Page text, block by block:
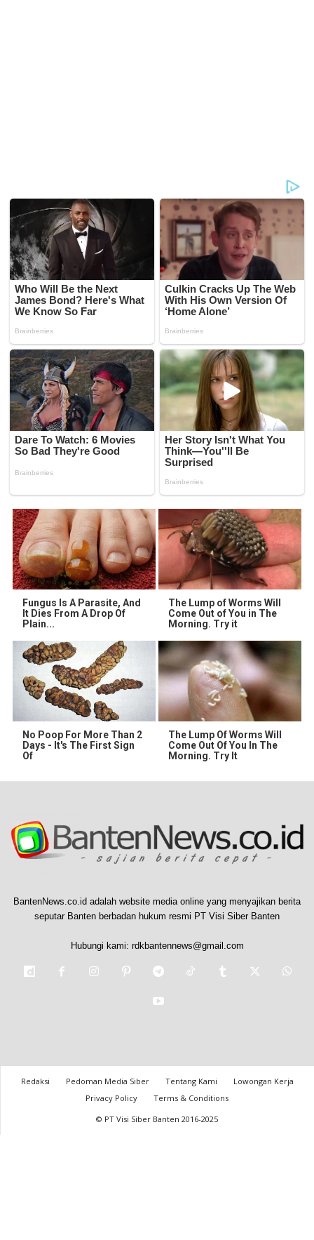
Fungus Is A Parasite, And
It Dies From A Drop Of
Plain...
The Lump of Worms Will
Come Out of You in The
Morning. Try it
No Poop For More Than 2
Days - It's The First Sign
Of
The Lump Of Worms Will
Come Out Of You In The
Morning. Try It
BantenNews.co.id adalah website media online yang menyajikan berita
seputar Banten berbadan hukum resmi PT Visi Siber Banten
Hubungi kami: rdkbantennews@gmail.com
Redaksi Pedoman Media Siber Tentang Kami
Lowongan Kerja
Privacy Policy
Terms & Conditions
© PT Visi Siber Banten 2016-2025